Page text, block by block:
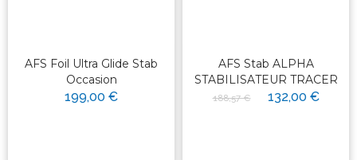
AFS Foil Ultra Glide Stab
Occasion
199,00 €
AFS Stab ALPHA
STABILISATEUR TRACER
188,57 € 132,00 €